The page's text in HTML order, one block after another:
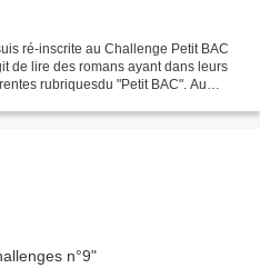
ré-inscrite au Challenge Petit BAC
de lire des romans ayant dans leurs
rubriquesdu "Petit BAC". Au